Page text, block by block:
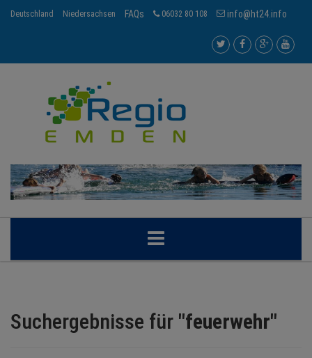
Deutschland Niedersachsen FAQs 06032 80 108 info@ht24.info
BRANCHEN
Suchergebnisse für "feuerwehr"